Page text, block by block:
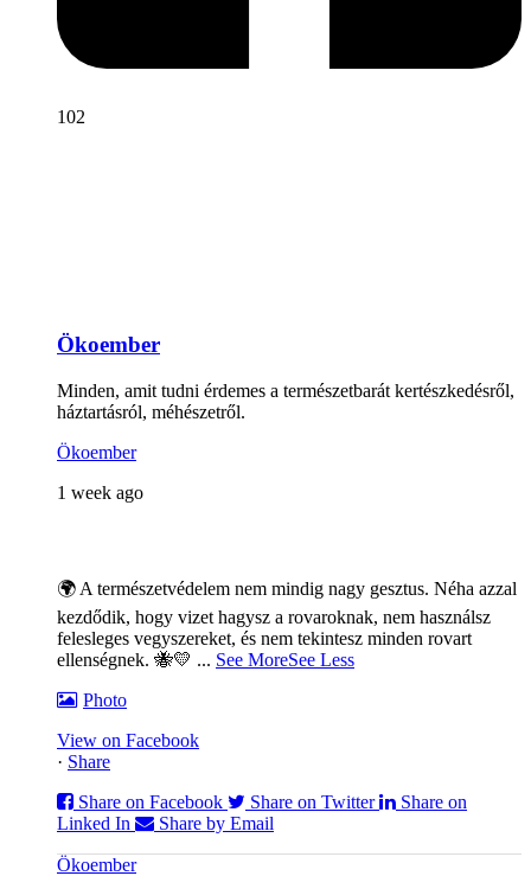
102
Ökoember
Minden, amit tudni érdemes a természetbarát kertészkedésről,
háztartásról, méhészetről.
Ökoember
1 week ago
🌍 A természetvédelem nem mindig nagy gesztus. Néha azzal
kezdődik, hogy vizet hagysz a rovaroknak, nem használsz
felesleges vegyszereket, és nem tekintesz minden rovart
ellenségnek. 🐝💛 ... See MoreSee Less
Photo
View on Facebook
· Share
Share on Facebook
Share on Twitter
Share on
Linked In
Share by Email
Ökoember